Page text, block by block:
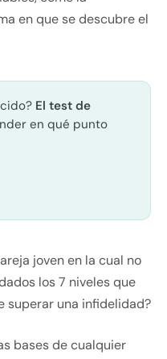
en que se descubre el
El test de
en qué punto
joven en la cual no
los 7 niveles que
superar una infidelidad?
bases de cualquier